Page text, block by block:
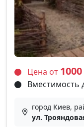
Цена от 1000
Вместимость
город Киев,
ул.